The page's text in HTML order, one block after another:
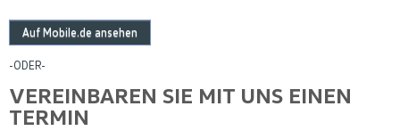
Auf Mobile.de ansehen
-ODER-
VEREINBAREN SIE MIT UNS EINEN
TERMIN